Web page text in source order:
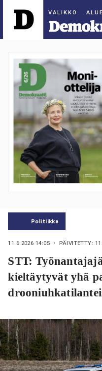
Politiikka
11.6.2026 14:05 ・ PÄIVITETTY:
STT:
kieltäytyvät yhä